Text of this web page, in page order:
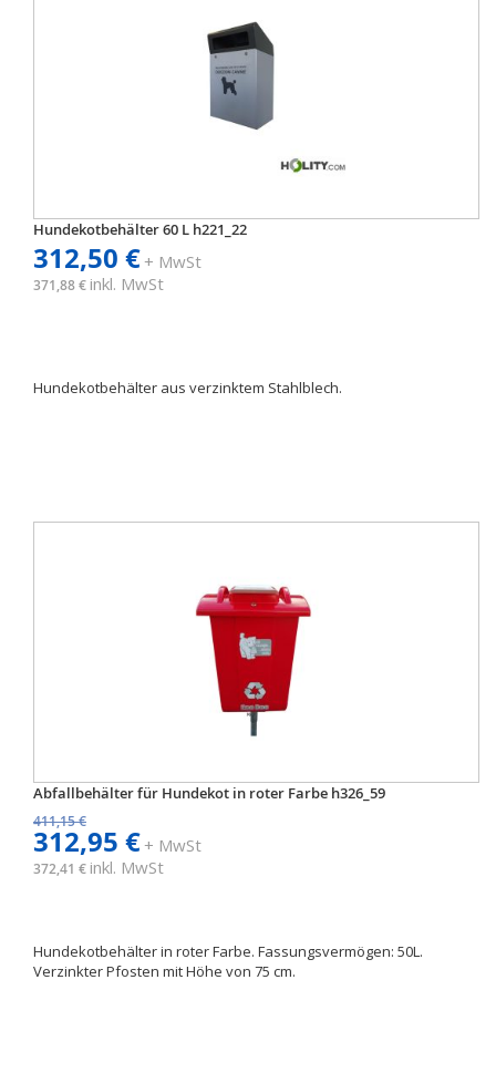
Hundekotbehälter 60 L h221_22
312,50 €+ MwSt
371,88 € inkl. MwSt
Hundekotbehälter aus verzinktem Stahlblech.
Abfallbehälter für Hundekot in roter Farbe h326_59
411,15 €
312,95 €+ MwSt
372,41 € inkl. MwSt
Hundekotbehälter in roter Farbe. Fassungsvermögen: 50L.
Verzinkter Pfosten mit Höhe von 75 cm.